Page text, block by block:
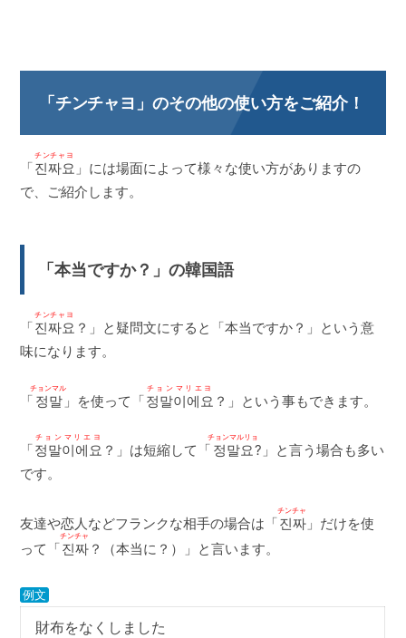
「チンチャヨ」のその他の使い方をご紹介！
「진짜요
チンチャヨ
」には場面によって様々な使い方がありますの
で、ご紹介します。
「本当ですか？」の韓国語
「진짜요
チンチャヨ
？」と疑問文にすると「本当ですか？」という意
味になります。
「 정말
チョンマル
」を使って「정말이에요
チョンマリエヨ
？」という事もできます。
「정말이에요
チョンマリエヨ
？」は短縮して「 정말요
チョンマルリョ
?」と言う場合も多い
です。
友達や恋人などフランクな相手の場合は「진짜
チンチャ
」だけを使
って「진짜
チンチャ
？（本当に？）」と言います。
例文
財布をなくしました